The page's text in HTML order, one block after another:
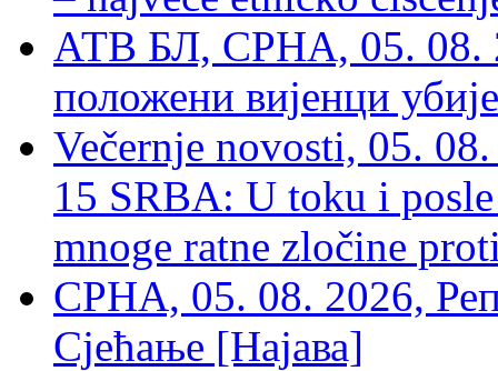
АТВ БЛ, СРНА, 05. 08.
положени вијенци
Večernje novosti, 05.
15 SRBA: U toku i
mnoge ratne zločine
СРНА, 05. 08. 2026,
Сјећање [Најава]